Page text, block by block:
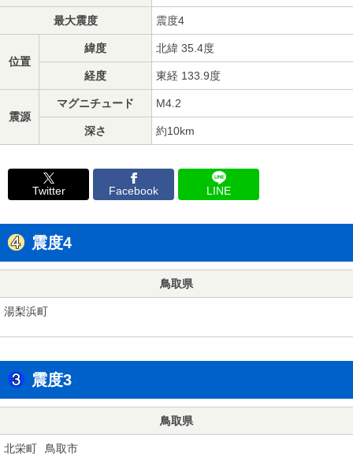
最大震度 震度4
位置
緯度 北緯 35.4度
経度 東経 133.9度
震源
マグニチュード M4.2
深さ 約10km
Twitter Facebook LINE
震度4
鳥取県
湯梨浜町
震度3
鳥取県
北栄町 鳥取市